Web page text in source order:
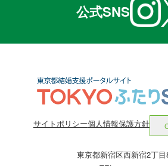
公式SNS
サイトポリシー個人情報保護方針
東京都新宿区西新宿2丁